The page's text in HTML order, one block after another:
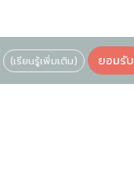
(เรียนรู้เพิ่มเติม) ยอมรับ